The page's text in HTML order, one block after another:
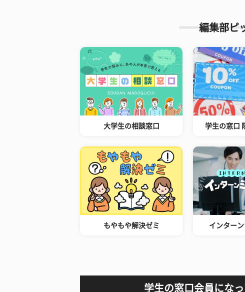
編集部ピ
大学生の相談窓口 学生の窓口
もやもや解決ゼミ インター
学生の窓口会員にな